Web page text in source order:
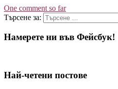
One comment so far
Търсене за:
Намерете ни във Фейсбук!
Най-четени постове